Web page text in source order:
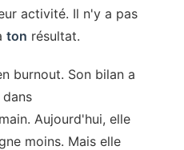
activité. Il n'y a pas
ton résultat.
burnout. Son bilan a
Aujourd'hui, elle
moins. Mais elle